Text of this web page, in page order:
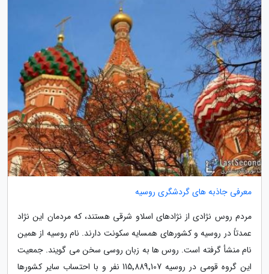
معرفی جاذبه های گردشگری روسیه
مردم روس نژادی از نژادهای اسلاو شرقی هستند، که مردمان این نژاد
عمدتاً در روسیه و کشورهای همسایه سکونت دارند. نام روسیه از همین
نام منشأ گرفته است. روس ها به زبان روسی سخن می گویند. جمعیت
این گروه قومی در روسیه 115٬889٬107 نفر و با احتساب سایر کشورها